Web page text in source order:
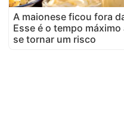
A maionese ficou fora
Esse é o tempo máximo
se tornar um risco